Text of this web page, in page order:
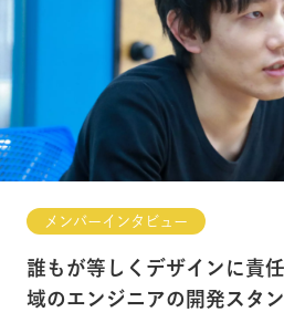
メンバーインタビュー
誰もが等しくデザインに責
域のエンジニアの開発スタ